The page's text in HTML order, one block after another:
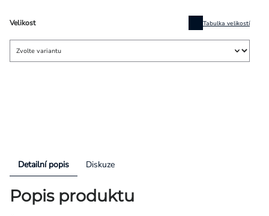
Velikost Tabulka velikostí
Detailní popis Diskuze
Popis produktu